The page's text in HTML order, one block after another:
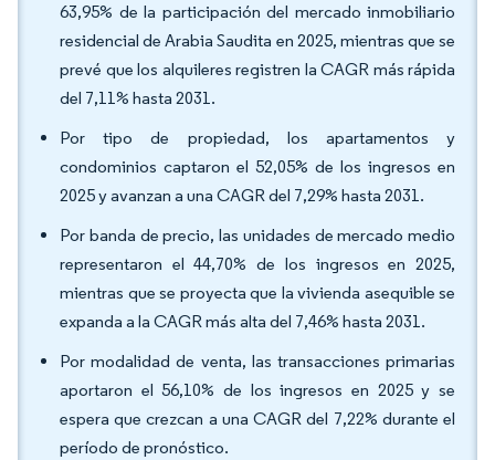
63,95% de la participación del mercado inmobiliario
residencial de Arabia Saudita en 2025, mientras que se
prevé que los alquileres registren la CAGR más rápida
del 7,11% hasta 2031.
Por tipo de propiedad, los apartamentos y
condominios captaron el 52,05% de los ingresos en
2025 y avanzan a una CAGR del 7,29% hasta 2031.
Por banda de precio, las unidades de mercado medio
representaron el 44,70% de los ingresos en 2025,
mientras que se proyecta que la vivienda asequible se
expanda a la CAGR más alta del 7,46% hasta 2031.
Por modalidad de venta, las transacciones primarias
aportaron el 56,10% de los ingresos en 2025 y se
espera que crezcan a una CAGR del 7,22% durante el
período de pronóstico.